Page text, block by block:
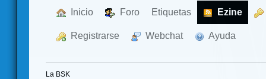
Inicio Foro Etiquetas Ezine
Registrarse Webchat Ayuda
La BSK